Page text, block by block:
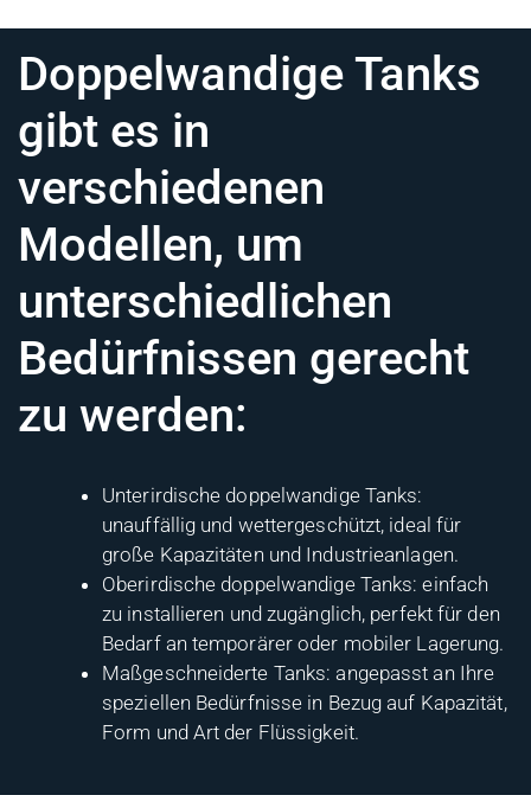
Doppelwandige Tanks
gibt es in
verschiedenen
Modellen, um
unterschiedlichen
Bedürfnissen gerecht
zu werden:
Unterirdische doppelwandige Tanks:
unauffällig und wettergeschützt, ideal für
große Kapazitäten und Industrieanlagen.
Oberirdische doppelwandige Tanks: einfach
zu installieren und zugänglich, perfekt für den
Bedarf an temporärer oder mobiler Lagerung.
Maßgeschneiderte Tanks: angepasst an Ihre
speziellen Bedürfnisse in Bezug auf Kapazität,
Form und Art der Flüssigkeit.